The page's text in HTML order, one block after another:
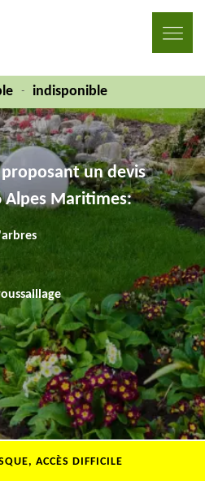
- indisponible
un devis
Maritimes:
ACCÈS DIFFICILE